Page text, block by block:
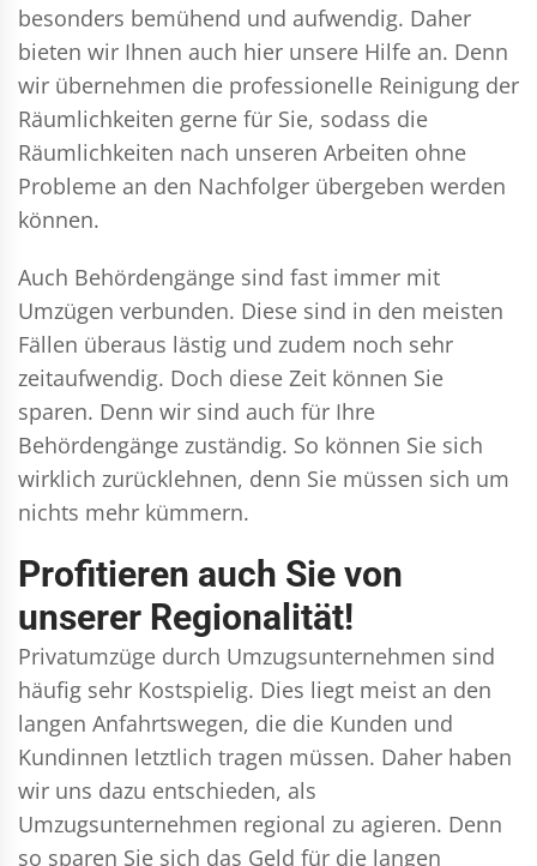
besonders bemühend und aufwendig. Daher
bieten wir Ihnen auch hier unsere Hilfe an. Denn
wir übernehmen die professionelle Reinigung der
Räumlichkeiten gerne für Sie, sodass die
Räumlichkeiten nach unseren Arbeiten ohne
Probleme an den Nachfolger übergeben werden
können.
Auch Behördengänge sind fast immer mit
Umzügen verbunden. Diese sind in den meisten
Fällen überaus lästig und zudem noch sehr
zeitaufwendig. Doch diese Zeit können Sie
sparen. Denn wir sind auch für Ihre
Behördengänge zuständig. So können Sie sich
wirklich zurücklehnen, denn Sie müssen sich um
nichts mehr kümmern.
Profitieren auch Sie von
unserer Regionalität!
Privatumzüge durch Umzugsunternehmen sind
häufig sehr Kostspielig. Dies liegt meist an den
langen Anfahrtswegen, die die Kunden und
Kundinnen letztlich tragen müssen. Daher haben
wir uns dazu entschieden, als
Umzugsunternehmen regional zu agieren. Denn
so sparen Sie sich das Geld für die langen